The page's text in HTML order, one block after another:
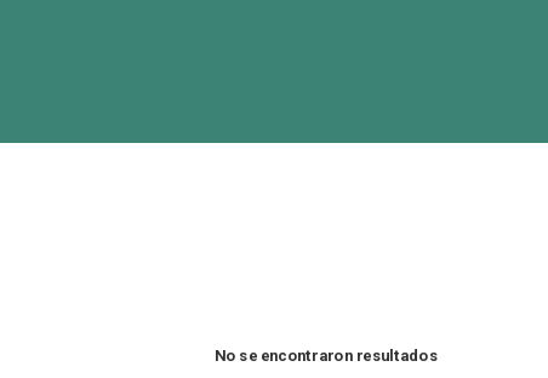
No se encontraron resultados